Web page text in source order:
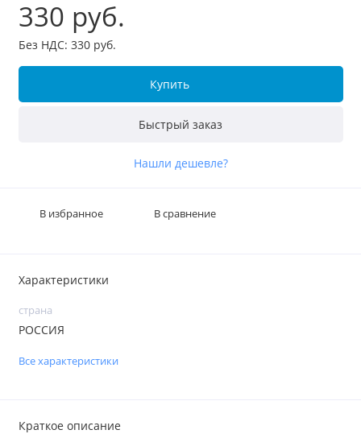
330 руб.
Без НДС: 330 руб.
Купить
Быстрый заказ
Нашли дешевле?
В избранное В сравнение
Характеристики
страна
РОССИЯ
Все характеристики
Краткое описание